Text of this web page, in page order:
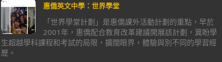
惠僑英文中學：世界學堂
「世界學堂計劃」是惠僑課外活動計劃的重點，早於
2001年，惠僑配合教育改革建議開展該計劃，冀盼學
生超越學科課程和考試的局限，擴闊眼界，體驗與別不同的學習經
歷。